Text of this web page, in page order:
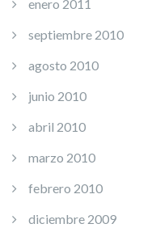
enero 2011
septiembre 2010
agosto 2010
junio 2010
abril 2010
marzo 2010
febrero 2010
diciembre 2009